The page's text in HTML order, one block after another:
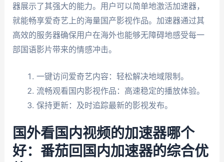
器展示了其强大的能力。用户可以简单地激活加速器，
就能畅享爱奇艺上的海量国产影视作品。加速器通过其
高效的服务器确保用户在海外也能够无障碍地感受每一
部国语影片带来的情感冲击。
一键访问爱奇艺内容：轻松解决地域限制。
流畅观看国内影视作品：高速稳定的播放体验。
保持更新：及时追踪最新的影视发布。
国外看国内视频的加速器哪个
好：番茄回国内加速器的综合优